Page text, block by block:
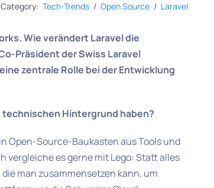
Category: Tech-Trends / Open Source / Laravel
Wie verändert Laravel die
Präsident der Swiss Laravel
zentrale Rolle bei der Entwicklung
technischen Hintergrund haben?
Open-Source-Baukasten aus Tools und
vergleiche es gerne mit Lego: Statt alles
man zusammensetzen kann, um